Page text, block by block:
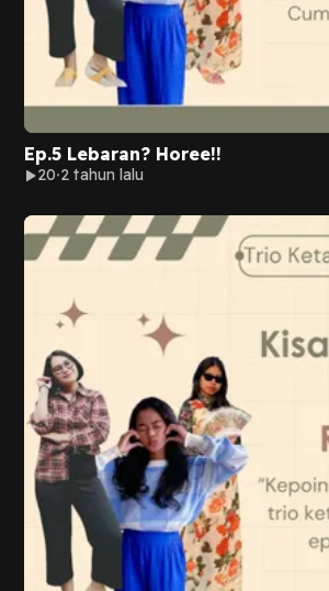
Ep.5 Lebaran? Horee!!
20 2 tahun lalu